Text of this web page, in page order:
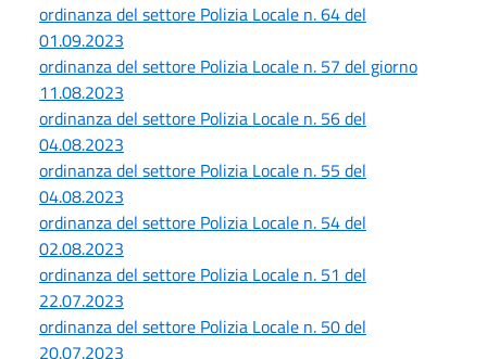
ordinanza del settore Polizia Locale n. 64 del
01.09.2023
ordinanza del settore Polizia Locale n. 57 del giorno
11.08.2023
ordinanza del settore Polizia Locale n. 56 del
04.08.2023
ordinanza del settore Polizia Locale n. 55 del
04.08.2023
ordinanza del settore Polizia Locale n. 54 del
02.08.2023
ordinanza del settore Polizia Locale n. 51 del
22.07.2023
ordinanza del settore Polizia Locale n. 50 del
20.07.2023